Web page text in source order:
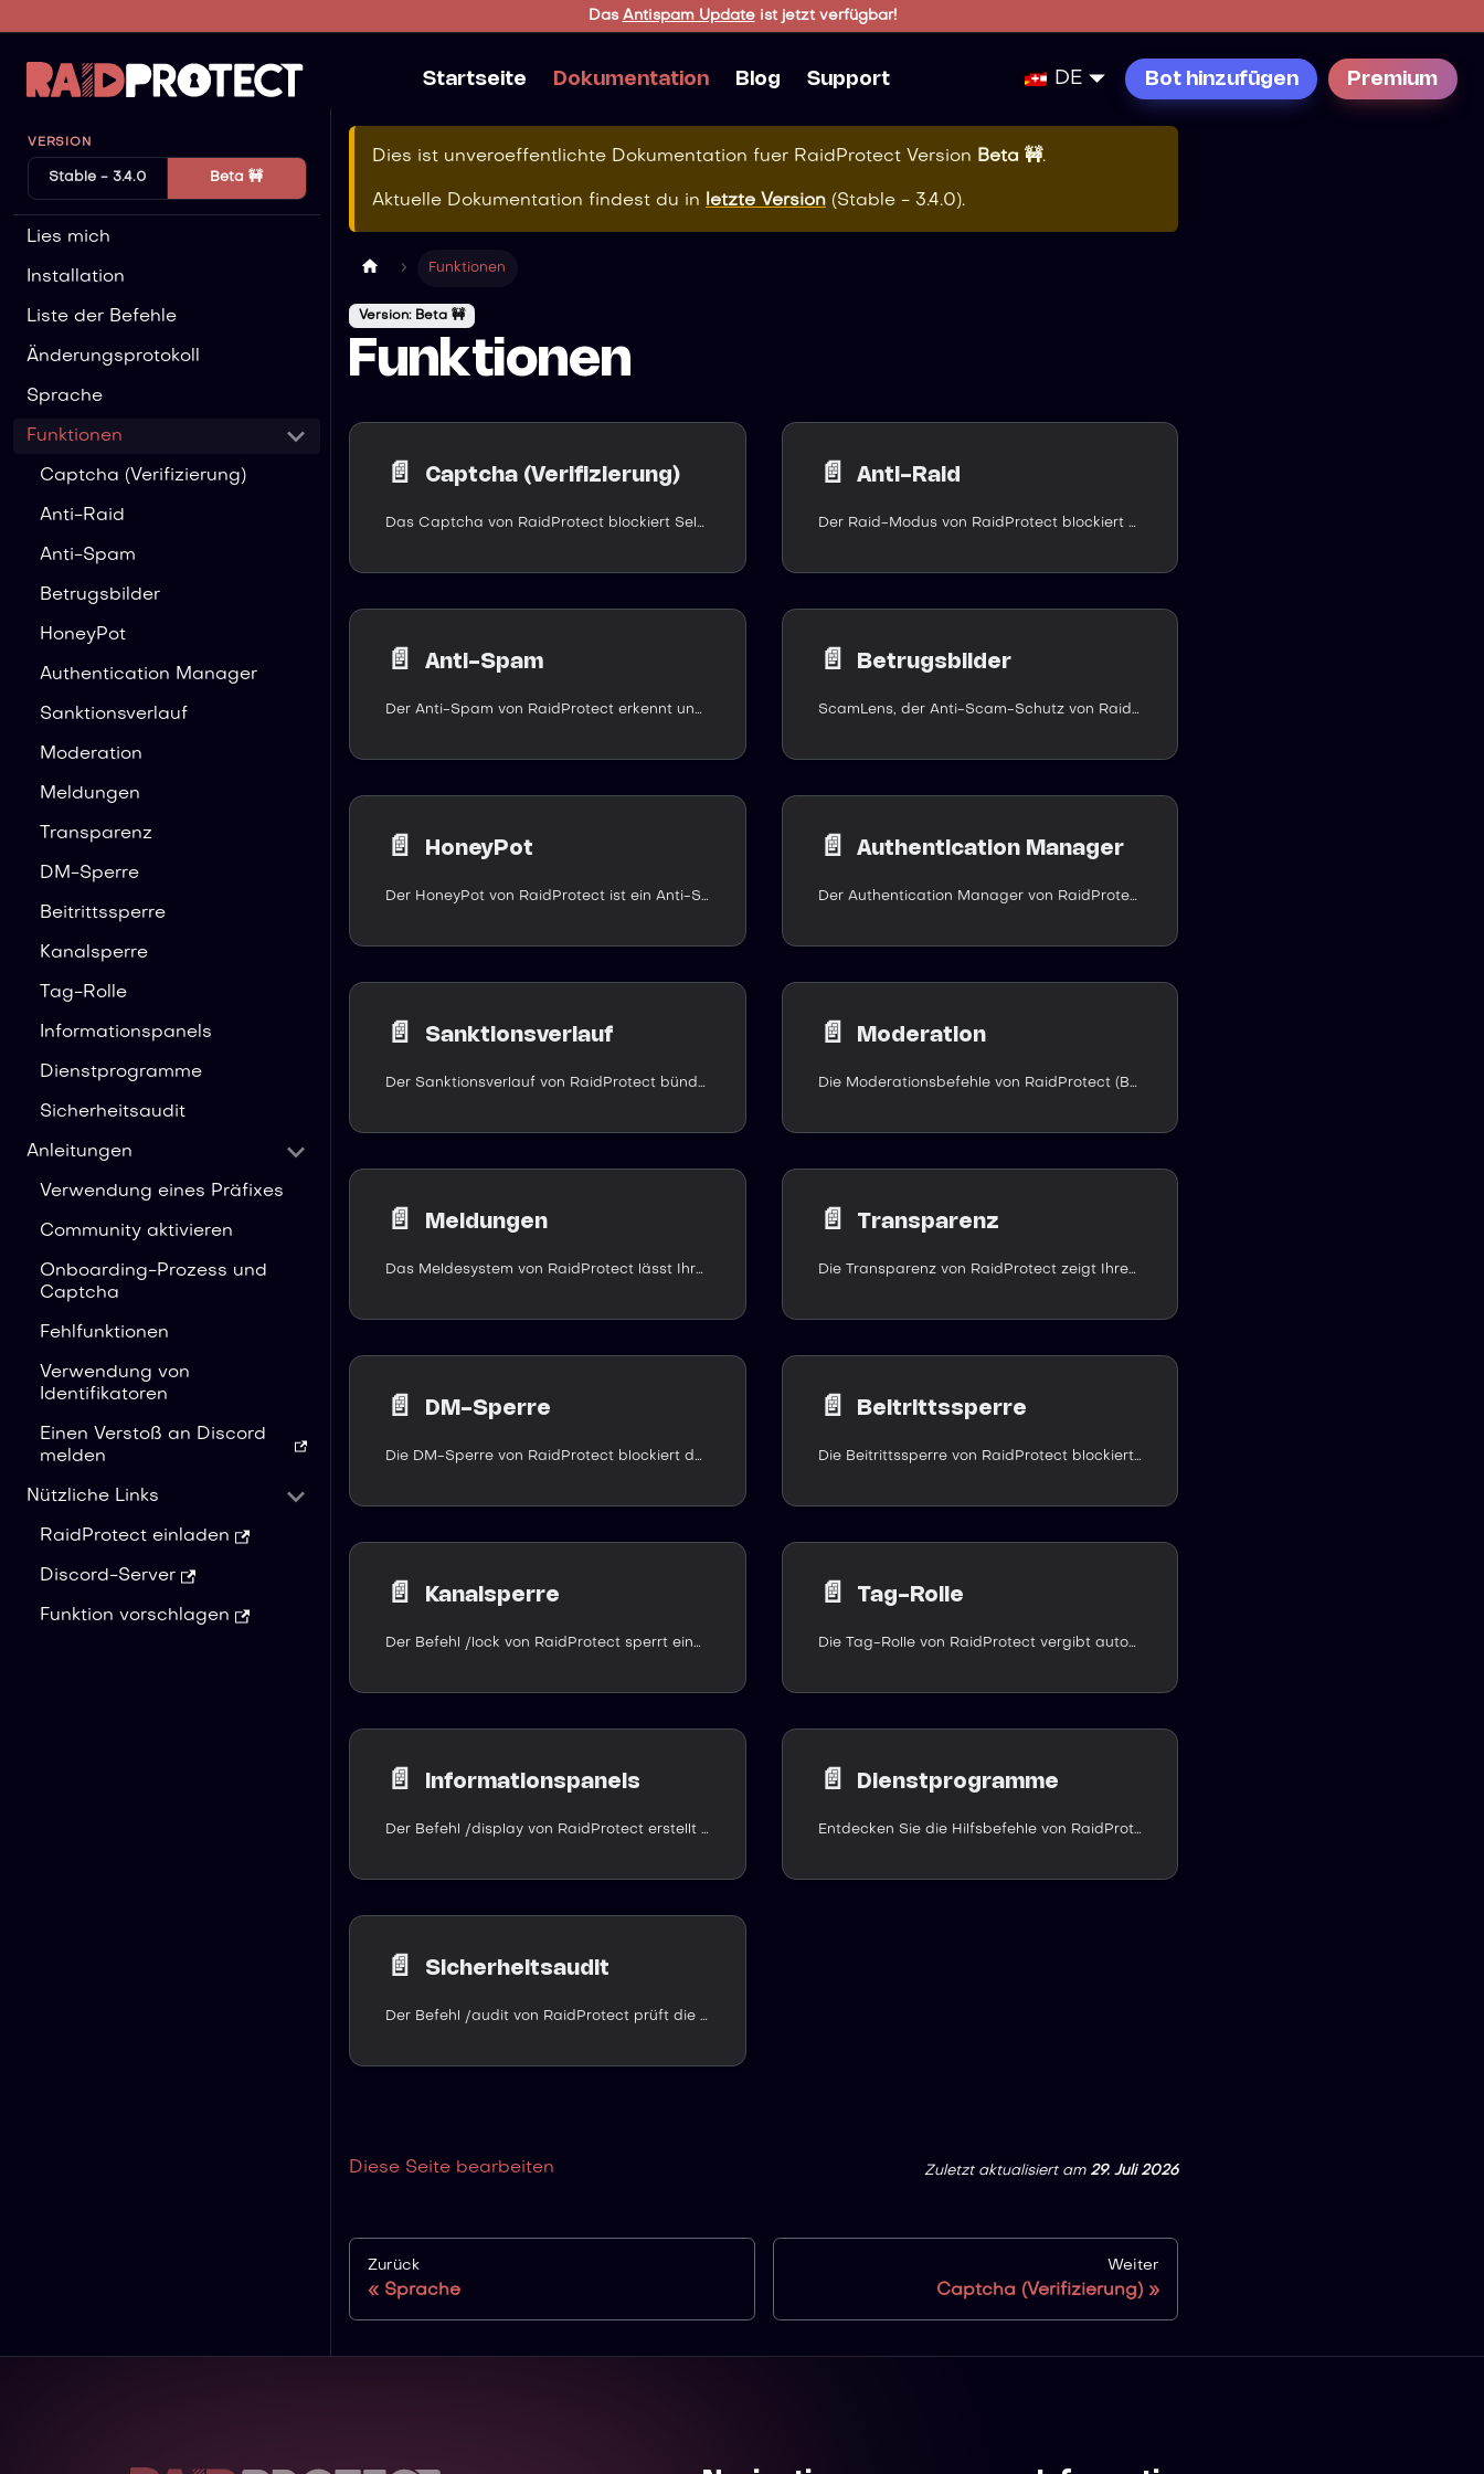
Das Antispam Updateist jetzt verfügbar!
Startseite Dokumentation Blog Support DE Bot hinzufügen Premium
VERSION
Stable - 3.4.0 Beta 🚧
Lies mich
Installation
Liste der Befehle
Änderungsprotokoll
Sprache
Funktionen
Captcha (Verifizierung)
Anti-Raid
Anti-Spam
Betrugsbilder
HoneyPot
Authentication Manager
Sanktionsverlauf
Moderation
Meldungen
Transparenz
DM-Sperre
Beitrittssperre
Kanalsperre
Tag-Rolle
Informationspanels
Dienstprogramme
Sicherheitsaudit
Anleitungen
Verwendung eines Präfixes
Community aktivieren
Onboarding-Prozess und
Captcha
Fehlfunktionen
Verwendung von
Identifikatoren
Einen Verstoß an Discord
melden
Nützliche Links
RaidProtect einladen
Discord-Server
Funktion vorschlagen
Dies ist unveroeffentlichte Dokumentation fuer RaidProtect Version Beta 🚧.
Aktuelle Dokumentation findest du in letzte Version (Stable - 3.4.0).
Funktionen
Version: Beta 🚧
Funktionen
📄️ Captcha (Verifizierung)
Das Captcha von RaidProtect blockiert Selfbots und Raids: Jedes neue Mitglied beweist, dass es ein Mensch ist, bevor es Ihren Discord-Server betritt.
📄️ Anti-Raid
Der Raid-Modus von RaidProtect blockiert Massenbeitritte auf Ihrem Discord-Server sofort, automatisch ausgelöst, sobald eine verdächtige Welle erkannt wird.
📄️ Anti-Spam
Der Anti-Spam von RaidProtect erkennt und ahndet Spam auf Ihrem Discord-Server automatisch, ganz ohne Ihr Zutun.
📄️ Betrugsbilder
ScamLens, der Anti-Scam-Schutz von RaidProtect, erkennt und entfernt Betrugsbilder auf Ihrem Discord-Server automatisch. Standardmäßig aktiv, ohne Einrichtung.
📄️ HoneyPot
Der HoneyPot von RaidProtect ist ein Anti-Spam-Fallenkanal, der gehackte Konten und Spam-Bots auf Ihrem Discord-Server automatisch erkennt und ahndet.
📄️ Authentication Manager
Der Authentication Manager von RaidProtect schützt den Zugang zu sensiblen Rollen mit echter Identitätsprüfung: Passkeys, PIN-Code und OTP.
📄️ Sanktionsverlauf
Der Sanktionsverlauf von RaidProtect bündelt alle Moderationsaktionen in einer durchsuchbaren, bearbeitbaren Datenbank für klare Nachverfolgung.
📄️ Moderation
Die Moderationsbefehle von RaidProtect (Ban, Kick, Mute, Jail, Warn) und die zentrale ModView helfen Ihren Moderatoren, Ihren Discord-Server zu verwalten.
📄️ Meldungen
Das Meldesystem von RaidProtect lässt Ihre Community verdächtige Inhalte und Mitglieder melden, mit einem klaren Ablauf für Ihre Moderatoren.
📄️ Transparenz
Die Transparenz von RaidProtect zeigt Ihren Mitgliedern, wie der Server moderiert wird: regelmäßige Zusammenfassungen, ein öffentliches Modlog und der Befehl /transparency.
📄️ DM-Sperre
Die DM-Sperre von RaidProtect blockiert dauerhaft Direktnachrichten von Ihrem Discord-Server, ein Schutzschild gegen Spam und Betrug.
📄️ Beitrittssperre
Die Beitrittssperre von RaidProtect blockiert Neuzugänge auf Ihrem Discord-Server dauerhaft, über das native 24-Stunden-Limit von Discord hinaus.
📄️ Kanalsperre
Der Befehl /lock von RaidProtect sperrt einen Kanal im Nu, um neue Nachrichten zu verhindern, vorübergehend oder bis zur Entsperrung.
📄️ Tag-Rolle
Die Tag-Rolle von RaidProtect vergibt automatisch eine Rolle an Mitglieder, die das Tag Ihres Discord-Servers tragen, und belohnt ihr Engagement.
📄️ Informationspanels
Der Befehl /display von RaidProtect erstellt und verwaltet öffentliche Info-Panels auf Ihrem Discord-Server, mit verschiedenen Inhaltstypen.
📄️ Dienstprogramme
Entdecken Sie die Hilfsbefehle von RaidProtect für die tägliche Verwaltung Ihres Discord-Servers.
📄️ Sicherheitsaudit
Der Befehl /audit von RaidProtect prüft die Sicherheit Ihres Discord-Servers, findet Konfigurationslücken und behebt sie auf Wunsch mit einem Klick.
Diese Seite bearbeiten Zuletzt aktualisiertam 29. Juli 2026
Zurück
Sprache
Weiter
Captcha (Verifizierung)